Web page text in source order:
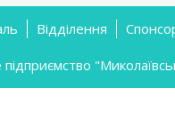
Відділення